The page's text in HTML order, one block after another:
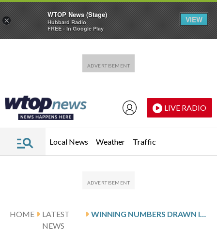
LIVE RADIO
Local News Weather Traffic
HOME
LATEST
NEWS
WINNING NUMBERS DRAWN IN THURSDAY’S VIRGINIA PICK 3 EVENING
×
WTOP News (Stage)
Hubbard Radio
FREE - In Google Play
VIEW